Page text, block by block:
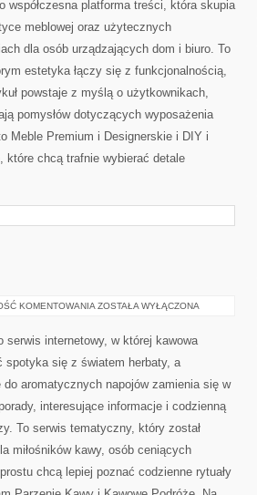
współczesna platforma treści, która skupia
meblowej oraz użytecznych
dla osób urządzających dom i biuro. To
estetyka łączy się z funkcjonalnością,
powstaje z myślą o użytkownikach,
pomysłów dotyczących wyposażenia
Meble Premium i Designerskie i DIY i
które chcą trafnie wybierać detale
KOMENTOWANIA PARZENIE
ZOSTAŁA WYŁĄCZONA
serwis internetowy, w której kawowa
spotyka się z światem herbaty, a
do aromatycznych napojów zamienia się w
interesujące informacje i codzienną
To serwis tematyczny, który został
miłośników kawy, osób ceniących
chcą lepiej poznać codzienne rytuały